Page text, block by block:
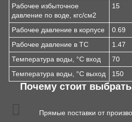
Рабочее избыточное
давление по воде, кгс/см2
15
Рабочее давление в корпусе
0.69
Рабочее давление в ТС
1.47
Температура воды, °С вход
70
Температура воды, °С выход
150
Почему стоит
Прямые поставки от